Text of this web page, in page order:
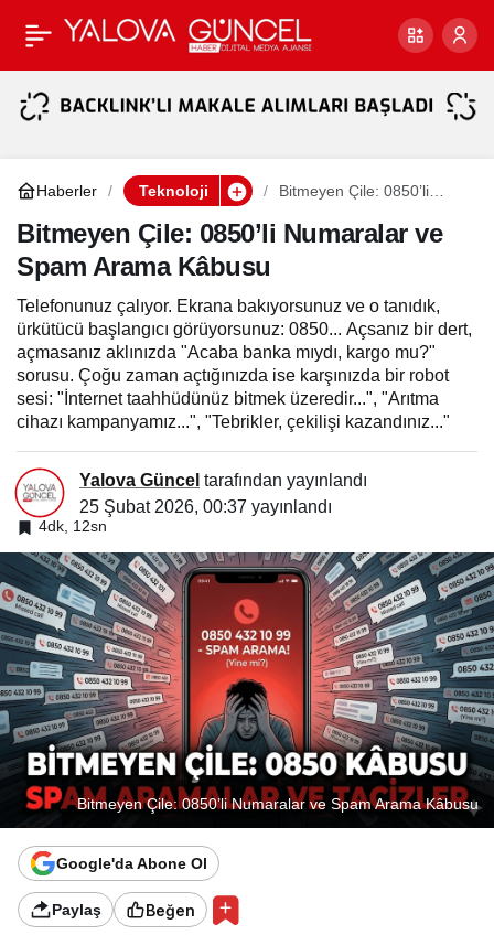
Haberler Teknoloji
Bitmeyen Çile: 0850’li
Arama Kâbusu
Bitmeyen Çile: 0850’li Numaralar ve
Spam Arama Kâbusu
Telefonunuz çalıyor. Ekrana bakıyorsunuz ve o tanıdık,
ürkütücü başlangıcı görüyorsunuz: 0850... Açsanız bir dert,
açmasanız aklınızda "Acaba banka mıydı, kargo mu?"
sorusu. Çoğu zaman açtığınızda ise karşınızda bir robot
sesi: "İnternet taahhüdünüz bitmek üzeredir...", "Arıtma
cihazı kampanyamız...", "Tebrikler, çekilişi kazandınız..."
Yalova Güncel tarafından yayınlandı
25 Şubat 2026, 00:37 yayınlandı
4dk, 12sn
Bitmeyen Çile: 0850’li Numaralar ve Spam Arama Kâbusu
Google'da Abone Ol
Paylaş Beğen
INSTAGRAM’DAN AKIŞ
DEVRİMİ: “YOUR FEED”
Paylaş